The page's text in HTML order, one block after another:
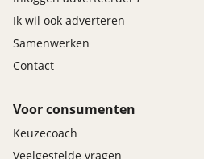
Ik wil ook adverteren
Samenwerken
Contact
Voor consumenten
Keuzecoach
Veelgestelde vragen